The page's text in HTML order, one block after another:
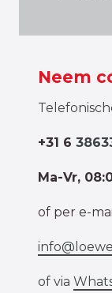
Neem
+31 6
Ma-Vr,
of per e-
of via